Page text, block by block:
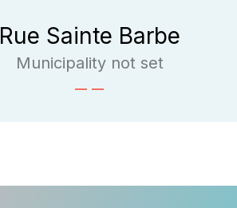
Rue Sainte Barbe
Municipality not set